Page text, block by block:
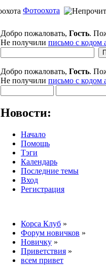
Фотоохота
Добро пожаловать, Гость.
Не получили письмо с кодом
Добро пожаловать, Гость.
Не получили письмо с кодом
Новости:
Начало
Помощь
Тэги
Календарь
Последние темы
Вход
Регистрация
Корса Клуб »
Форум новичков »
Новичку »
Приветствия »
всем привет